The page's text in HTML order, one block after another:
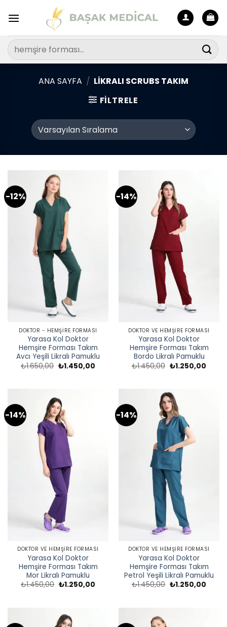
atla
Ara:
ANA SAYFA / LIKRALI SCRUBS TAKIM
FILTRELE
-12%
DOKTOR - HEMŞIRE FORMASI
Yarasa Kol Doktor
Hemşire Forması Takım
Avcı Yeşili Likralı Pamuklu
₺1.650,00 Orijinal
₺1.450,00Şu
-14%
DOKTOR VE HEMŞIRE FORMASI
Yarasa Kol Doktor
Hemşire Forması Takım
Bordo Likralı Pamuklu
₺1.450,00 Orijinal
₺1.250,00Şu
-14%
DOKTOR VE HEMŞIRE FORMASI
Yarasa Kol Doktor
Hemşire Forması Takım
Mor Likralı Pamuklu
₺1.450,00 Orijinal
₺1.250,00Şu
-14%
DOKTOR VE HEMŞIRE FORMASI
Yarasa Kol Doktor
Hemşire Forması Takım
Petrol Yeşili Likralı Pamuklu
₺1.450,00 Orijinal
₺1.250,00Şu